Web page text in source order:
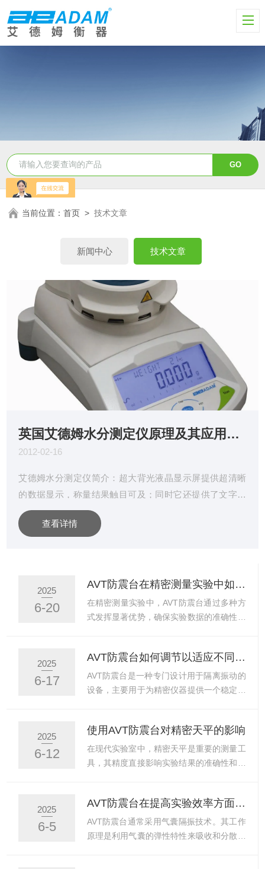
当前位置：首页 >技术文章
新闻中心 技术文章
英国艾德姆水分测定仪原理及其应用领域
2012-02-16
艾德姆水分测定仪简介：超大背光液晶显示屏提供超清晰
的数据显示，称量结果触目可及；同时它还提供了文字提
示功能，用户可设置英语、法语、德语和西班牙语四种语
言。引导用户应用功能，如密度计算，检查称重，百分比
备了16种称量单位，一个用户自定义单位，全金属外壳，
RS-232双向数据传输接口，底部称重功能等。艾德姆衡器
制作和销售的精密天平和秤，主要应用于实验室，教育，
查看详情
2025
6-20
AVT防震台在精密测量实验中如何发挥优势？
在精密测量实验中，AVT防震台通过多种方
式发挥显著优势，确保实验数据的准确性和
频和高频振动。这种设计可以显著减少机械
设备运转、人员走动甚至微风等引起的振动
对精密仪器的影响，从而确保测量设备在稳
量仪器的精度和灵敏度。例如，在使用高倍
显微镜、原子力显微镜（AFM）或扫描隧道
显微镜（STM）等设备时，AVT防震台可以
2025
6-17
AVT防震台如何调节以适应不同重量的天平？
AVT防震台是一种专门设计用于隔离振动的
设备，主要用于为精密仪器提供一个稳定、
扰，从而确保仪器的测量精度和操作稳定
性。AVT防震台的设计理念始终围绕着用户
的需求展开。其高效、稳定、易用的特性，
创造了一个更加舒适、便捷的工作环境。通
过减少仪器的维护成本和延长设备使用寿
命，防震台也为实验室与企业带来了可观的
2025
6-12
使用AVT防震台对精密天平的影响
在现代实验室中，精密天平是重要的测量工
具，其精度直接影响实验结果的准确性和可
读数波动，甚至无法稳定测量，从而影响实
验效率和数据准确性。因此，使用AVT防震
台来为精密天平提供稳定的测量环境显得尤
2025
6-5
AVT防震台在提高实验效率方面有哪些具体优势？
AVT防震台通常采用气囊隔振技术。其工作
原理是利用气囊的弹性特性来吸收和分散振